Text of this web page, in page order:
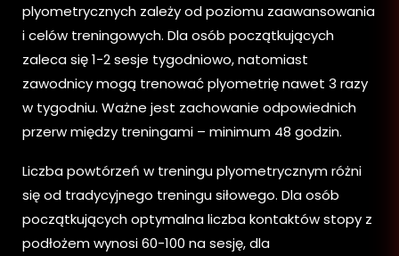
plyometrycznych zależy od poziomu zaawansowania
i celów treningowych. Dla osób początkujących
zaleca się 1-2 sesje tygodniowo, natomiast
zawodnicy mogą trenować plyometrię nawet 3 razy
w tygodniu. Ważne jest zachowanie odpowiednich
przerw między treningami – minimum 48 godzin.
Liczba powtórzeń w treningu plyometrycznym różni
się od tradycyjnego treningu siłowego. Dla osób
początkujących optymalna liczba kontaktów stopy z
podłożem wynosi 60-100 na sesję, dla